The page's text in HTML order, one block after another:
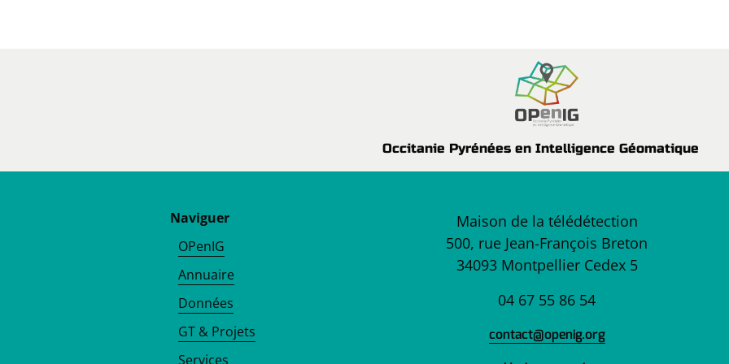
Occitanie Pyrénées en Intelligence Géomatique
Naviguer
OPenIG
Annuaire
Données
GT & Projets
Services
Maison de la télédétection
500, rue Jean-François Breton
34093 Montpellier Cedex 5
04 67 55 86 54
contact@openig.org